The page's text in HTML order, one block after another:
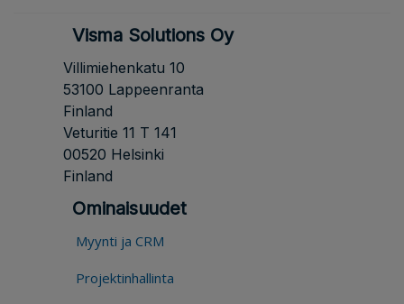
Visma Solutions Oy
Villimiehenkatu 10
53100 Lappeenranta
Finland
Veturitie 11 T 141
00520 Helsinki
Finland
Ominaisuudet
Myynti ja CRM
Projektinhallinta